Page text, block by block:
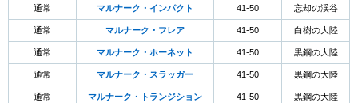
通常 マルナーク・インパクト 41-50 忘却の渓谷
通常 マルナーク・フレア 41-50 白樹の大陸
通常 マルナーク・ホーネット 41-50 黒鋼の大陸
通常 マルナーク・スラッガー 41-50 黒鋼の大陸
通常 マルナーク・トランジション 41-50 黒鋼の大陸